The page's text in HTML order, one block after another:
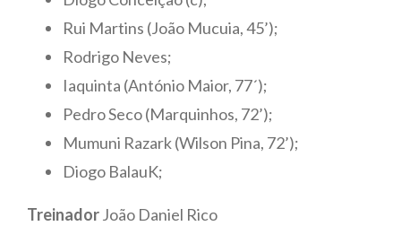
Rui Martins (João Mucuia, 45’);
Rodrigo Neves;
Iaquinta (António Maior, 77´);
Pedro Seco (Marquinhos, 72’);
Mumuni Razark (Wilson Pina, 72’);
Diogo BalauK;
TreinadorJoão Daniel Rico